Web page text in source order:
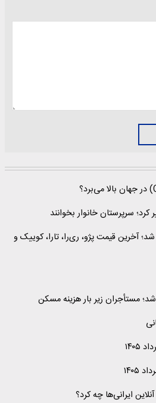
کرد؛ سرپرستان خانوار بخوانند
آخرین قیمت پژو، ری‌را، تارا، کوییک و
شد؛ مستأجران زیر بار هزینه مسکن
ایرانی‌ها چه کرد؟